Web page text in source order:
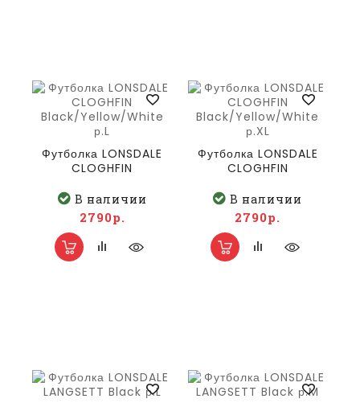
Футболка LONSDALE
CLOGHFIN
р.L
В наличии
2790р.
Футболка LONSDALE
CLOGHFIN
р.XL
В наличии
2790р.